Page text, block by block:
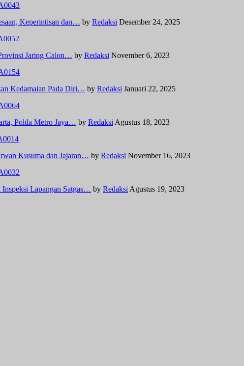
Keperintisan dan… by Redaksi Desember 24, 2025
Jaring Calon… by Redaksi November 6, 2023
Kedamaian Pada Diri… by Redaksi Januari 22, 2025
Polda Metro Jaya… by Redaksi Agustus 18, 2023
Kusuma dan Jajaran… by Redaksi November 16, 2023
Lapangan Satgas… by Redaksi Agustus 19, 2023